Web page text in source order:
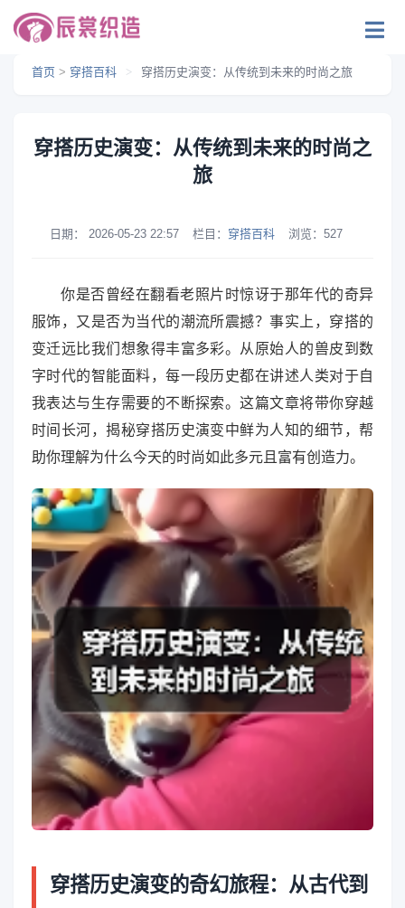
首页 > 穿搭百科 > 穿搭历史演变：从传统到未来的时尚之旅
穿搭历史演变：从传统到未来的时尚之
旅
日期： 2026-05-23 22:57 栏目： 穿搭百科 浏览： 527
你是否曾经在翻看老照片时惊讶于那年代的奇异
服饰，又是否为当代的潮流所震撼？事实上，穿搭的
变迁远比我们想象得丰富多彩。从原始人的兽皮到数
字时代的智能面料，每一段历史都在讲述人类对于自
我表达与生存需要的不断探索。这篇文章将带你穿越
时间长河，揭秘穿搭历史演变中鲜为人知的细节，帮
助你理解为什么今天的时尚如此多元且富有创造力。
穿搭历史演变的奇幻旅程：从古代到